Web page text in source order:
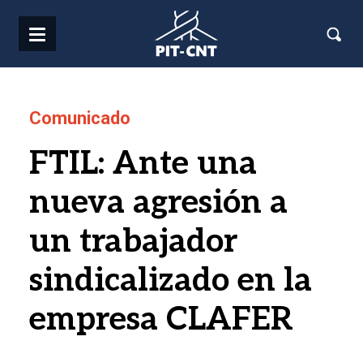
Comunicado
FTIL: Ante una
nueva agresión a
un trabajador
sindicalizado en la
empresa CLAFER